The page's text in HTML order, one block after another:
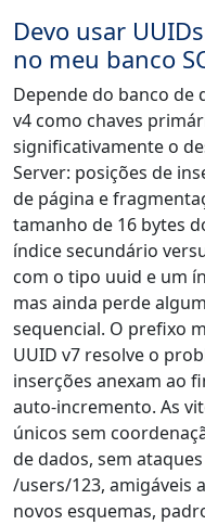
Devo usar
no meu banco
Depende do banco de
v4 como chaves
significativamente o
Server: posições de
de página e
tamanho de 16 bytes
índice secundário
com o tipo uuid e um
mas ainda perde
sequencial. O prefixo
UUID v7 resolve o
inserções anexam ao
auto-incremento. As
únicos sem
de dados, sem
/users/123, amigáveis
novos esquemas,